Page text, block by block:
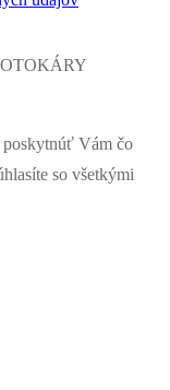
Vám čo
so všetkými